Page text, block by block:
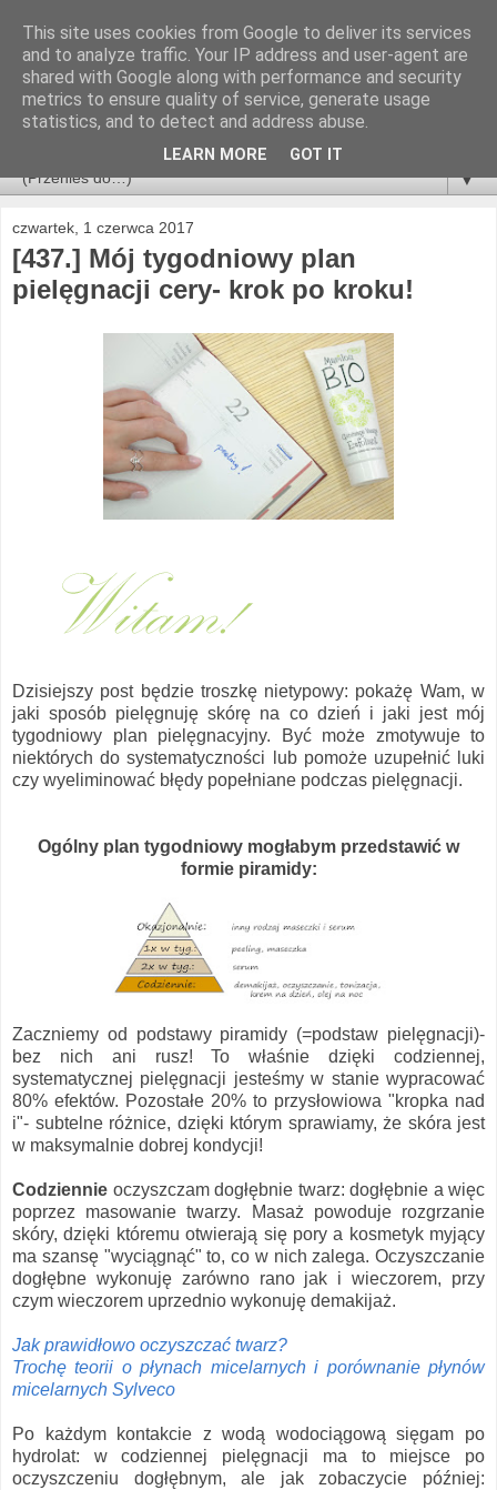
▼
czwartek, 1 czerwca 2017
[437.] Mój tygodniowy plan
pielęgnacji cery- krok po kroku!
Dzisiejszy post będzie troszkę nietypowy: pokażę Wam, w
jaki sposób pielęgnuję skórę na co dzień i jaki jest mój
tygodniowy plan pielęgnacyjny. Być może zmotywuje to
niektórych do systematyczności lub pomoże uzupełnić luki
czy wyeliminować błędy popełniane podczas pielęgnacji.
Ogólny plan tygodniowy mogłabym przedstawić w
formie piramidy:
Zaczniemy od podstawy piramidy (=podstaw pielęgnacji)-
bez nich ani rusz! To właśnie dzięki codziennej,
systematycznej pielęgnacji jesteśmy w stanie wypracować
80% efektów. Pozostałe 20% to przysłowiowa "kropka nad
i"- subtelne różnice, dzięki którym sprawiamy, że skóra jest
w maksymalnie dobrej kondycji!
Codziennie oczyszczam dogłębnie twarz: dogłębnie a więc
poprzez masowanie twarzy. Masaż powoduje rozgrzanie
skóry, dzięki któremu otwierają się pory a kosmetyk myjący
ma szansę "wyciągnąć" to, co w nich zalega. Oczyszczanie
dogłębne wykonuję zarówno rano jak i wieczorem, przy
czym wieczorem uprzednio wykonuję demakijaż.
Jak prawidłowo oczyszczać twarz?
Trochę teorii o płynach micelarnych i porównanie płynów
micelarnych Sylveco
Po każdym kontakcie z wodą wodociągową sięgam po
hydrolat: w codziennej pielęgnacji ma to miejsce po
oczyszczeniu dogłębnym, ale jak zobaczycie później:
This site uses cookies from Google to deliver its services
and to analyze traffic. Your IP address and user-agent are
shared with Google along with performance and security
metrics to ensure quality of service, generate usage
statistics, and to detect and address abuse.
LEARN MORE GOT IT